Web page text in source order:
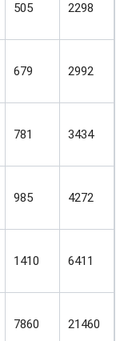
505 2298
679 2992
781 3434
985 4272
1410 6411
7860 21460